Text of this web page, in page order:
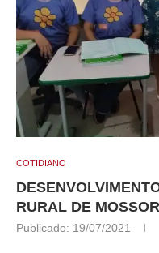
COTIDIANO
RURAL DE
Publicado: 19/07/2021